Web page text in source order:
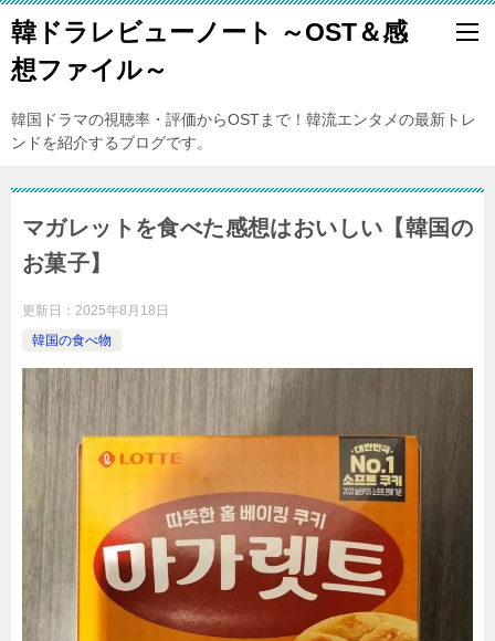
韓ドラレビューノート ～OST＆感
想ファイル～
韓国ドラマの視聴率・評価からOSTまで！韓流エンタメの最新トレ
ンドを紹介するブログです。
マガレットを食べた感想はおいしい【韓国の
お菓子】
更新日： 2025年8月18日
韓国の食べ物